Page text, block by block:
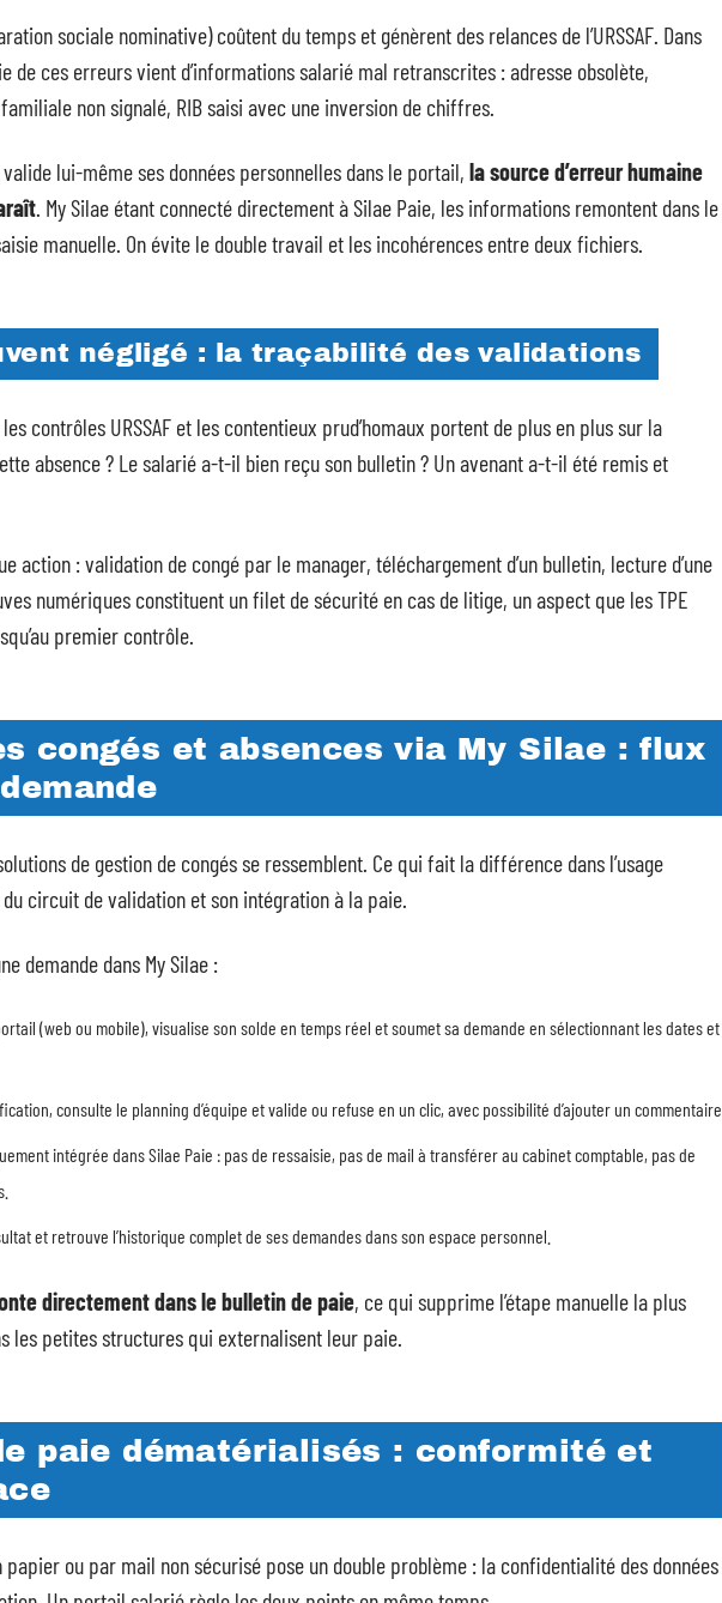
sociale nominative) coûtent du temps et génèrent des relances de l’URSSAF. Dans
de ces erreurs vient d’informations salarié mal retranscrites : adresse obsolète,
non signalé, RIB saisi avec une inversion de chiffres.
lui-même ses données personnelles dans le portail, la source d’erreur humaine
. My Silae étant connecté directement à Silae Paie, les informations remontent dans le
manuelle. On évite le double travail et les incohérences entre deux fichiers.
négligé : la traçabilité des validations
contrôles URSSAF et les contentieux prud’homaux portent de plus en plus sur la
absence ? Le salarié a-t-il bien reçu son bulletin ? Un avenant a-t-il été remis et
action : validation de congé par le manager, téléchargement d’un bulletin, lecture d’une
numériques constituent un filet de sécurité en cas de litige, un aspect que les TPE
premier contrôle.
congés et absences via My Silae : flux
de gestion de congés se ressemblent. Ce qui fait la différence dans l’usage
circuit de validation et son intégration à la paie.
demande dans My Silae :
(web ou mobile), visualise son solde en temps réel et soumet sa demande en sélectionnant les dates et
consulte le planning d’équipe et valide ou refuse en un clic, avec possibilité d’ajouter un commentaire.
intégrée dans Silae Paie : pas de ressaisie, pas de mail à transférer au cabinet comptable, pas de
et retrouve l’historique complet de ses demandes dans son espace personnel.
directement dans le bulletin de paie, ce qui supprime l’étape manuelle la plus
les petites structures qui externalisent leur paie.
paie dématérialisés : conformité et
ou par mail non sécurisé pose un double problème : la confidentialité des données